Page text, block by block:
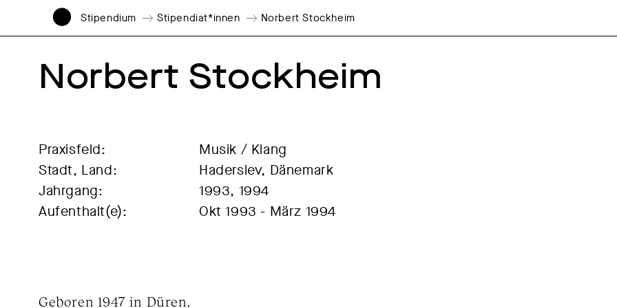
Stipendium Stipendiat*innen Norbert Stockheim
Norbert Stockheim
Praxisfeld:
Musik / Klang
Stadt, Land:
Haderslev, Dänemark
Jahrgang:
1993, 1994
Aufenthalt(e):
Okt 1993 - März 1994
Geboren 1947 in Düren.